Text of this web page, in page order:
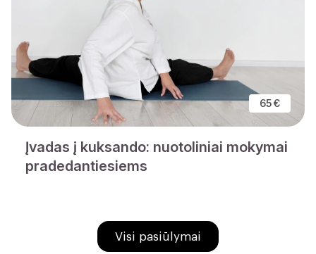
65 €
Įvadas į kuksando: nuotoliniai mokymai
pradedantiesiems
Visi pasiūlymai